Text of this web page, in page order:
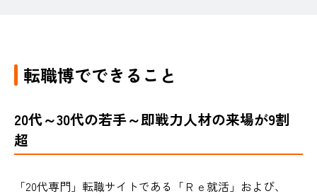
転職博でできること
20代～30代の若手～即戦力人材の来場が9割
超
「20代専門」転職サイトである「Ｒｅ就活」および、